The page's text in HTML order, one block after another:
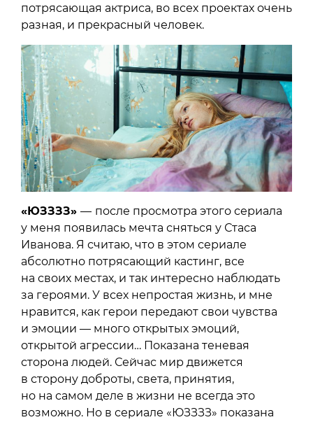
потрясающая актриса, во всех проектах очень
разная, и прекрасный человек.
«ЮЗЗЗЗ» — после просмотра этого сериала
у меня появилась мечта сняться у Стаса
Иванова. Я считаю, что в этом сериале
абсолютно потрясающий кастинг, все
на своих местах, и так интересно наблюдать
за героями. У всех непростая жизнь, и мне
нравится, как герои передают свои чувства
и эмоции — много открытых эмоций,
открытой агрессии… Показана теневая
сторона людей. Сейчас мир движется
в сторону доброты, света, принятия,
но на самом деле в жизни не всегда это
возможно. Но в сериале «ЮЗЗЗЗ» показана